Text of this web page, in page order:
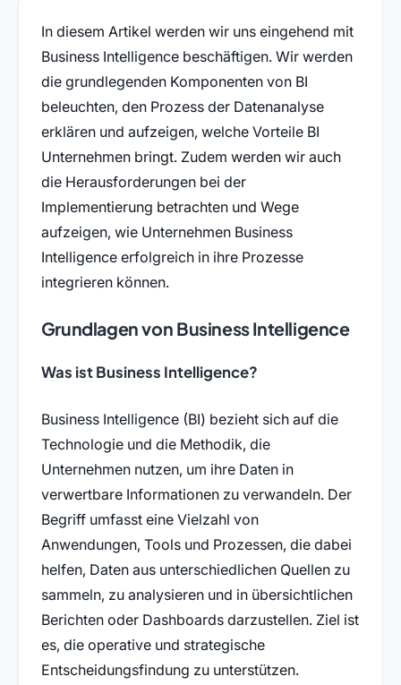
In diesem Artikel werden wir uns eingehend mit
Business Intelligence beschäftigen. Wir werden
die grundlegenden Komponenten von BI
beleuchten, den Prozess der Datenanalyse
erklären und aufzeigen, welche Vorteile BI
Unternehmen bringt. Zudem werden wir auch
die Herausforderungen bei der
Implementierung betrachten und Wege
aufzeigen, wie Unternehmen Business
Intelligence erfolgreich in ihre Prozesse
integrieren können.
Grundlagen von Business Intelligence
Was ist Business Intelligence?
Business Intelligence (BI) bezieht sich auf die
Technologie und die Methodik, die
Unternehmen nutzen, um ihre Daten in
verwertbare Informationen zu verwandeln. Der
Begriff umfasst eine Vielzahl von
Anwendungen, Tools und Prozessen, die dabei
helfen, Daten aus unterschiedlichen Quellen zu
sammeln, zu analysieren und in übersichtlichen
Berichten oder Dashboards darzustellen. Ziel ist
es, die operative und strategische
Entscheidungsfindung zu unterstützen.